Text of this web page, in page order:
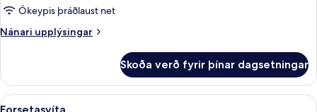
Ókeypis þráðlaust net
Nánari upplýsingar
Nánari
stúdíóíbúð
Skoða verð fyrir þínar dagsetningar
Skoða
Forsetasvíta | Stofa | 70-tommu
13